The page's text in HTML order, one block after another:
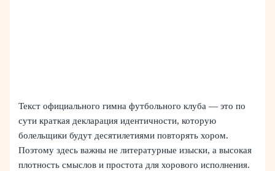
Текст официального гимна футбольного клуба — это по
сути краткая декларация идентичности, которую
болельщики будут десятилетиями повторять хором.
Поэтому здесь важны не литературные изыски, а высокая
плотность смыслов и простота для хорового исполнения.